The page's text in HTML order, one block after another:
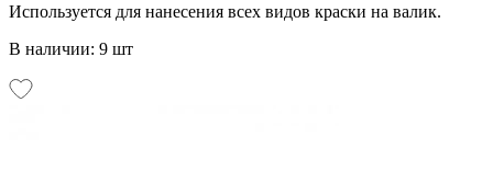
Используется для нанесения всех видов краски на валик.
В наличии: 9 шт